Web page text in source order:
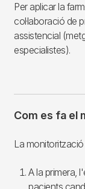
Per aplicar la
col·laboració de
assistencial
especialistes).
Com es fa el
La
A la primera,